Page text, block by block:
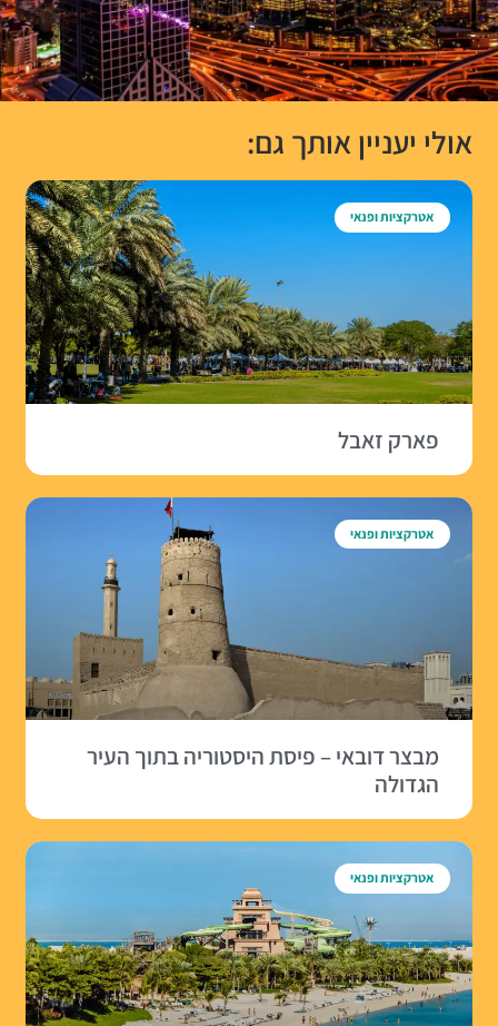
אולי יעניין אותך גם:
אטרקציות ופנאי
פארק זאבל
אטרקציות ופנאי
מבצר דובאי – פיסת היסטוריה בתוך העיר
הגדולה
אטרקציות ופנאי